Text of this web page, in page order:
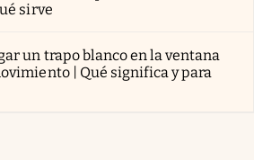
sirve
un trapo blanco en la ventana
| Qué significa y para